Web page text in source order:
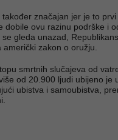
značajan jer je to
dobile ovu razinu podrške i
se gleda unazad,
zakon o oružju.
smrtnih slučajeva od
od 20.900 ljudi ubijeno je
ubistva i samoubistva,